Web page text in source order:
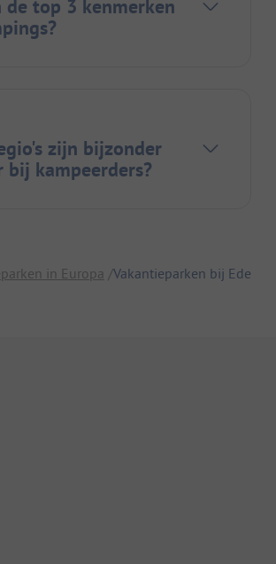
de top 3 kenmerken
zijn bijzonder
bij kampeerders?
in Europa Vakantieparken bij Ede